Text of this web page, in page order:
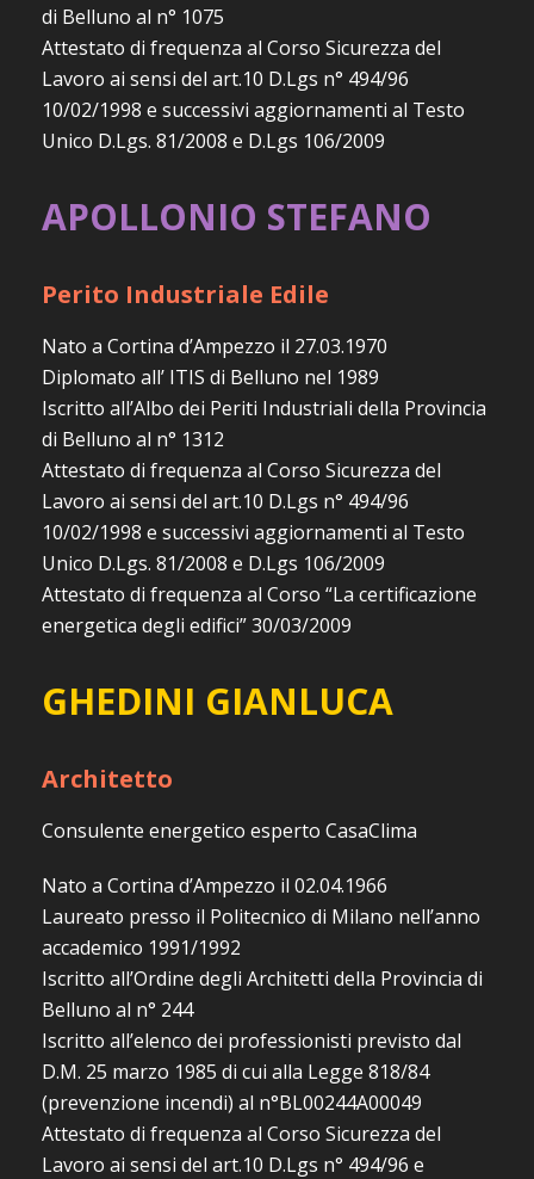
di Belluno al n° 1075
Attestato di frequenza al Corso Sicurezza del
Lavoro ai sensi del art.10 D.Lgs n° 494/96
10/02/1998 e successivi aggiornamenti al Testo
Unico D.Lgs. 81/2008 e D.Lgs 106/2009
APOLLONIO STEFANO
Perito Industriale Edile
Nato a Cortina d’Ampezzo il 27.03.1970
Diplomato all’ ITIS di Belluno nel 1989
Iscritto all’Albo dei Periti Industriali della Provincia
di Belluno al n° 1312
Attestato di frequenza al Corso Sicurezza del
Lavoro ai sensi del art.10 D.Lgs n° 494/96
10/02/1998 e successivi aggiornamenti al Testo
Unico D.Lgs. 81/2008 e D.Lgs 106/2009
Attestato di frequenza al Corso “La certificazione
energetica degli edifici” 30/03/2009
GHEDINI GIANLUCA
Architetto
Consulente energetico esperto CasaClima
Nato a Cortina d’Ampezzo il 02.04.1966
Laureato presso il Politecnico di Milano nell’anno
accademico 1991/1992
Iscritto all’Ordine degli Architetti della Provincia di
Belluno al n° 244
Iscritto all’elenco dei professionisti previsto dal
D.M. 25 marzo 1985 di cui alla Legge 818/84
(prevenzione incendi) al n°BL00244A00049
Attestato di frequenza al Corso Sicurezza del
Lavoro ai sensi del art.10 D.Lgs n° 494/96 e